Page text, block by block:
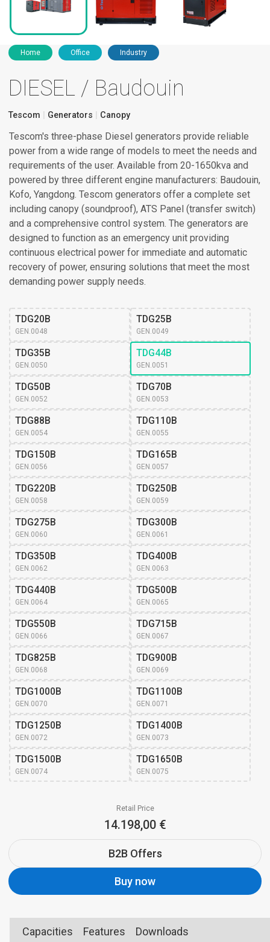
Home Office Industry
DIESEL / Baudouin
Tescom Generators Canopy
Tescom's three-phase Diesel generators provide reliable
power from a wide range of models to meet the needs and
requirements of the user. Available from 20-1650kva and
powered by three different engine manufacturers: Baudouin,
Kofo, Yangdong. Tescom generators offer a complete set
including canopy (soundproof), ATS Panel (transfer switch)
and a comprehensive control system. The generators are
designed to function as an emergency unit providing
continuous electrical power for immediate and automatic
recovery of power, ensuring solutions that meet the most
demanding power supply needs.
TDG20B
GEN.0048
TDG25B
GEN.0049
TDG35B
GEN.0050
TDG44B
GEN.0051
TDG50B
GEN.0052
TDG70B
GEN.0053
TDG88B
GEN.0054
TDG110B
GEN.0055
TDG150B
GEN.0056
TDG165B
GEN.0057
TDG220B
GEN.0058
TDG250B
GEN.0059
TDG275B
GEN.0060
TDG300B
GEN.0061
TDG350B
GEN.0062
TDG400B
GEN.0063
TDG440B
GEN.0064
TDG500B
GEN.0065
TDG550B
GEN.0066
TDG715B
GEN.0067
TDG825B
GEN.0068
TDG900B
GEN.0069
TDG1000B
GEN.0070
TDG1100B
GEN.0071
TDG1250B
GEN.0072
TDG1400B
GEN.0073
TDG1500B
GEN.0074
TDG1650B
GEN.0075
Retail Price
14.198,00 €
B2B Offers
Buy now
Capacities Features Downloads